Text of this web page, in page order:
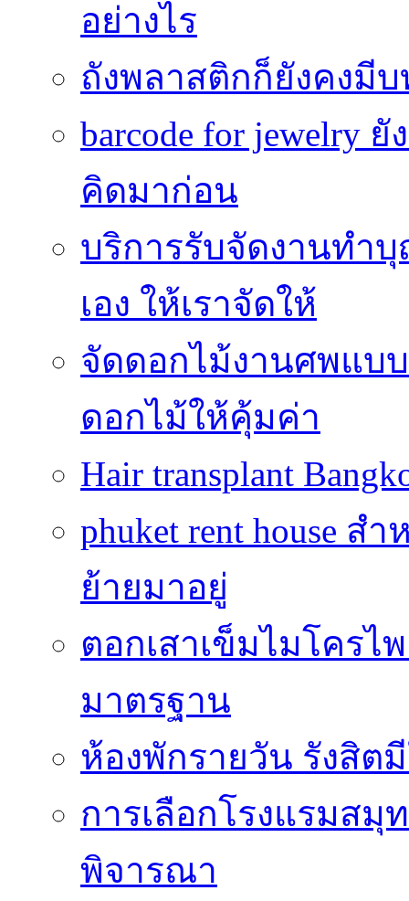
อย่างไร
ถังพลาสติกก็ยังคงมี
barcode for jewelry
คิดมาก่อน
บริการรับจัดงานทำ
เอง ให้เราจัดให้
จัดดอกไม้งานศพแบ
ดอกไม้ให้คุ้มค่า
Hair transplant
phuket rent house
ย้ายมาอยู่
ตอกเสาเข็มไมโคร
มาตรฐาน
ห้องพักรายวัน รังสิต
การเลือกโรงแรมสมุ
พิจารณา